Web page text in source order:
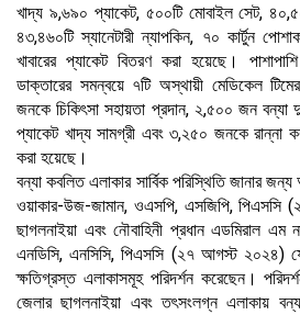
খাদ্য ৯,৬৯০ প্যাকেট, ৫০০টি মোবাইল সেট, ৪০,
৪৩,৪৬০টি স্যানেটারী ন্যাপকিন, ৭০ কার্টুন
খাবারের প্যাকেট বিতরণ করা হয়েছে।
ডাক্তারের সমন্বয়ে ৭টি অস্থায়ী মেডিকেল
জনকে চিকিৎসা সহায়তা প্রদান, ২,৫০০ জন বন্যা
প্যাকেট খাদ্য সামগ্রী এবং ৩,২৫০ জনকে রান্না
করা হয়েছে।
বন্যা কবলিত এলাকার সার্বিক পরিস্থিতি জানার
ওয়াকার-উজ-জামান, ওএসপি, এসজিপি,পিএসসি
ছাগলনাইয়া এবং নৌবাহিনী প্রধান এডমিরাল এম
এনডিসি,এনসিসি,পিএসসি (২৭ আগস্ট ২০২৪)
ক্ষতিগ্রস্ত এলাকাসমূহ পরিদর্শন করেছেন।
জেলার ছাগলনাইয়া এবং তৎসংলগ্ন এলাকায়